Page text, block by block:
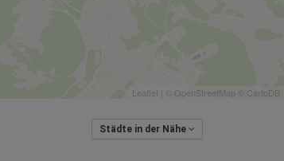
Leaflet | © OpenStreetMap © CartoDB
Städte in der Nähe